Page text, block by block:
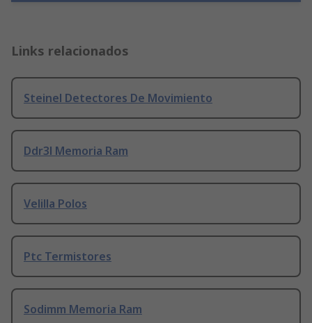
Links relacionados
Steinel Detectores De Movimiento
Ddr3l Memoria Ram
Velilla Polos
Ptc Termistores
Sodimm Memoria Ram